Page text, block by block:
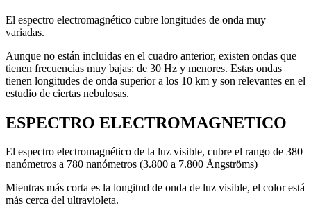
El espectro electromagnético cubre longitudes de onda muy
variadas.
Aunque no están incluidas en el cuadro anterior, existen ondas que
tienen frecuencias muy bajas: de 30 Hz y menores. Estas ondas
tienen longitudes de onda superior a los 10 km y son relevantes en el
estudio de ciertas nebulosas.
ESPECTRO ELECTROMAGNETICO
El espectro electromagnético de la luz visible, cubre el rango de 380
nanómetros a 780 nanómetros (3.800 a 7.800 Ångströms)
Mientras más corta es la longitud de onda de luz visible, el color está
más cerca del ultravioleta.